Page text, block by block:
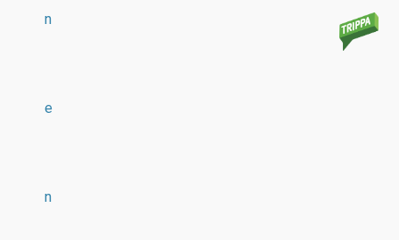
n
e
n